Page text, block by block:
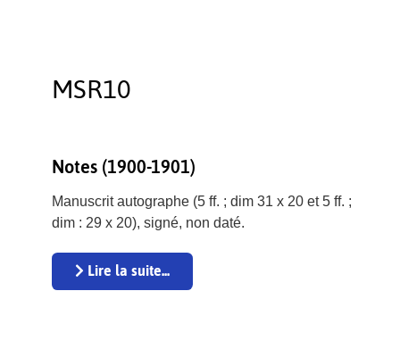
MSR10
Notes (1900-1901)
Manuscrit autographe (5 ff. ; dim 31 x 20 et 5 ff. ;
dim : 29 x 20), signé, non daté.
Lire la suite...